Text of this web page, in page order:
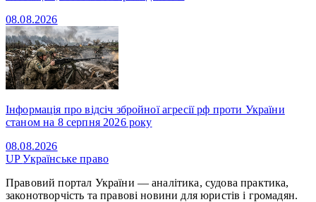
08.08.2026
Інформація про відсіч збройної агресії рф проти України
станом на 8 серпня 2026 року
08.08.2026
UPУкраїнське право
Правовий портал України — аналітика, судова практика,
законотворчість та правові новини для юристів і громадян.